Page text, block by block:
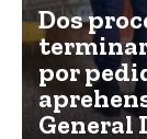
Dos
por
General